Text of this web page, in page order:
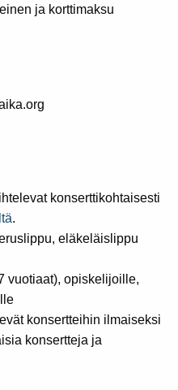
ja korttimaksu
konserttikohtaisesti
.
eläkeläislippu
vuotiaat), opiskelijoille,
konsertteihin ilmaiseksi
konsertteja ja